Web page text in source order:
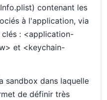
contenant les
à l'application, via
: <application-
et <keychain-
sandbox dans laquelle
de définir très